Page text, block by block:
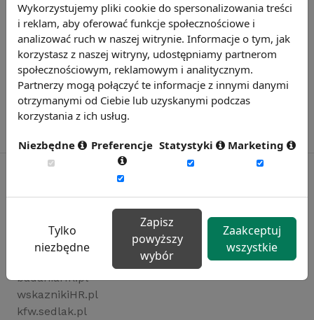
Rynekpracy.pl
sedlak.pl
wynagrodzenia.pl
badaniaHR.pl
wskaznikiHR.pl
kfw.sedlak.pl
Wykorzystujemy pliki cookie do spersonalizowania treści
i reklam, aby oferować funkcje społecznościowe i
analizować ruch w naszej witrynie. Informacje o tym, jak
korzystasz z naszej witryny, udostępniamy partnerom
społecznościowym, reklamowym i analitycznym.
Partnerzy mogą połączyć te informacje z innymi danymi
otrzymanymi od Ciebie lub uzyskanymi podczas
korzystania z ich usług.
Niezbędne Preferencje Statystyki Marketing
Tylko
niezbędne
Zapisz
powyższy
wybór
Zaakceptuj
wszystkie